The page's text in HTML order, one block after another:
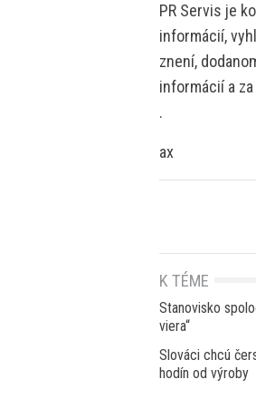
PR Servis je
informácií,
znení,
informácií a
.
ax
K TÉME
Stanovisko
viera“
Slováci chcú
hodín od výroby